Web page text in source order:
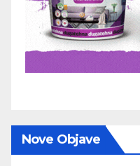
Nove Objave